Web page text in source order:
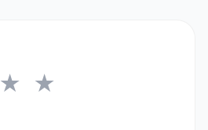
4 Sterne
★ 5 Sterne
★